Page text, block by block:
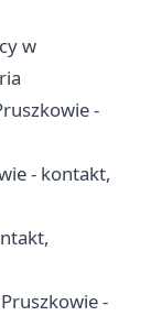
w
-
- kontakt,
-